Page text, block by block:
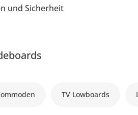
und Sicherheit
TV Lowboards